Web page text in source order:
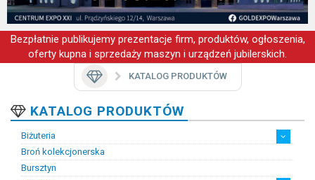
Bezpłatnie publikujemy prezentacje firm, produktów, ogłoszenia,
oferty kupna i sprzedaży maszyn i urządzeń jubilerskich.
KATALOG PRODUKTÓW
KATALOG PRODUKTÓW
Biżuteria
Artystyczna biżuteria srebrna
Biżuteria damska
Biżuteria dawna
Biżuteria dziecięca
Biżuteria inteligentna
Biżuteria miejska
Biżuteria męska
Biżuteria na zamówienie
Biżuteria rodowa
Biżuteria sakralna
Biżuteria srebrna
Biżuteria stalowa
Biżuteria stomatologiczna
Biżuteria sztuczna
Biżuteria unikatowa
Biżuteria z bursztynem
Biżuteria z diamentami
Biżuteria złota
Biżuteria ślubna
Obrączki ślubne
Broń kolekcjonerska
Bursztyn